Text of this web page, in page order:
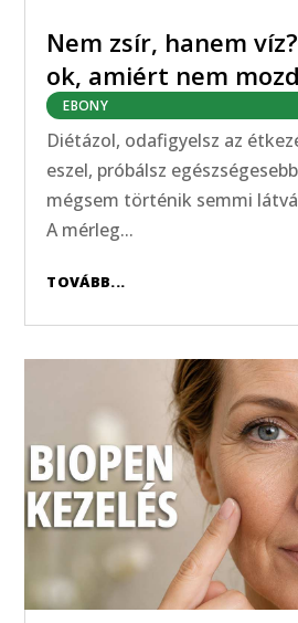
Nem zsír, hanem
ok, amiért nem
EBONY
Diétázol, odafigyelsz az
eszel, próbálsz
mégsem történik semmi
A mérleg...
TOVÁBB...